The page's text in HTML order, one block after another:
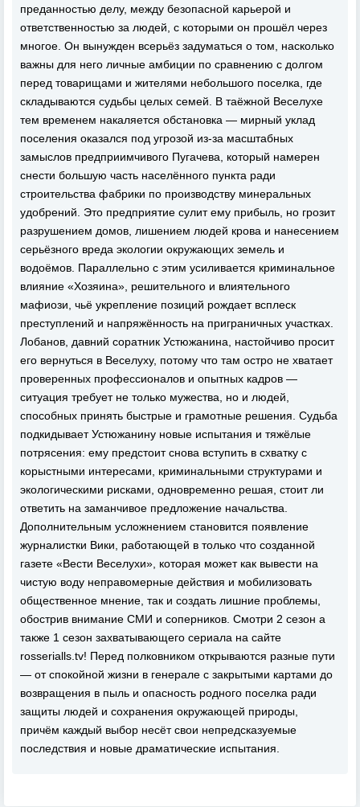
преданностью делу, между безопасной карьерой и
ответственностью за людей, с которыми он прошёл через
многое. Он вынужден всерьёз задуматься о том, насколько
важны для него личные амбиции по сравнению с долгом
перед товарищами и жителями небольшого поселка, где
складываются судьбы целых семей. В таёжной Веселухе
тем временем накаляется обстановка — мирный уклад
поселения оказался под угрозой из-за масштабных
замыслов предприимчивого Пугачева, который намерен
снести большую часть населённого пункта ради
строительства фабрики по производству минеральных
удобрений. Это предприятие сулит ему прибыль, но грозит
разрушением домов, лишением людей крова и нанесением
серьёзного вреда экологии окружающих земель и
водоёмов. Параллельно с этим усиливается криминальное
влияние «Хозяина», решительного и влиятельного
мафиози, чьё укрепление позиций рождает всплеск
преступлений и напряжённость на приграничных участках.
Лобанов, давний соратник Устюжанина, настойчиво просит
его вернуться в Веселуху, потому что там остро не хватает
проверенных профессионалов и опытных кадров —
ситуация требует не только мужества, но и людей,
способных принять быстрые и грамотные решения. Судьба
подкидывает Устюжанину новые испытания и тяжёлые
потрясения: ему предстоит снова вступить в схватку с
корыстными интересами, криминальными структурами и
экологическими рисками, одновременно решая, стоит ли
ответить на заманчивое предложение начальства.
Дополнительным усложнением становится появление
журналистки Вики, работающей в только что созданной
газете «Вести Веселухи», которая может как вывести на
чистую воду неправомерные действия и мобилизовать
общественное мнение, так и создать лишние проблемы,
обострив внимание СМИ и соперников. Смотри 2 сезон а
также 1 сезон захватывающего сериала на сайте
rosserialls.tv! Перед полковником открываются разные пути
— от спокойной жизни в генерале с закрытыми картами до
возвращения в пыль и опасность родного поселка ради
защиты людей и сохранения окружающей природы,
причём каждый выбор несёт свои непредсказуемые
последствия и новые драматические испытания.